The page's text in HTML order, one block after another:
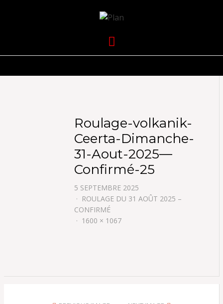
VOLKANIK-
ENDURANCE
Roulage-volkanik-
Ceerta-Dimanche-
31-Aout-2025—
Confirmé-25
5 SEPTEMBRE 2025
ROULAGE DU 31 AOÛT 2025 –
CONFIRMÉ
1600 × 1067